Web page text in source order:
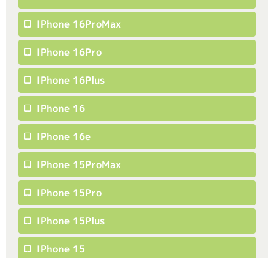
IPhone 16ProMax
IPhone 16Pro
IPhone 16Plus
IPhone 16
IPhone 16e
IPhone 15ProMax
IPhone 15Pro
IPhone 15Plus
IPhone 15